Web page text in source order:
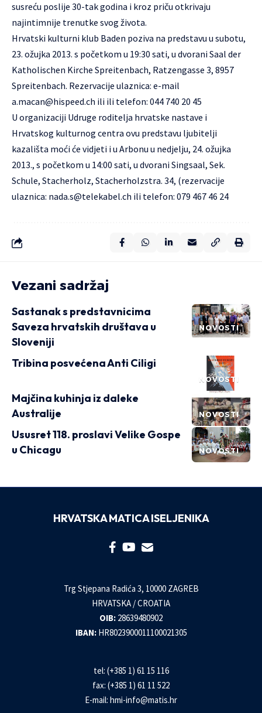
susreću poslije 30-tak godina i kroz priču otkrivaju
najintimnije trenutke svog života.
Hrvatski kulturni klub Baden poziva na predstavu u subotu,
23. ožujka 2013. s početkom u 19:30 sati, u dvorani Saal der
Katholischen Kirche Spreitenbach, Ratzengasse 3, 8957
Spreitenbach. Rezervacije ulaznica: e-mail
a.macan@hispeed.ch ili ili telefon: 044 740 20 45
U organizaciji Udruge roditelja hrvatske nastave i
Hrvatskog kulturnog centra ovu predstavu ljubitelji
kazališta moći će vidjeti i u Arbonu u nedjelju, 24. ožujka
2013., s početkom u 14:00 sati, u dvorani Singsaal, Sek.
Schule, Stacherholz, Stacherholzstra. 34, (rezervacije
ulaznica: nada.s@telekabel.ch ili telefon: 079 467 46 24
Vezani sadržaj
NOVOSTI
Sastanak s predstavnicima
Saveza hrvatskih društava u
Sloveniji
NOVOSTI
Tribina posvećena Anti Ciligi
NOVOSTI
Majčina kuhinja iz daleke
Australije
NOVOSTI
Ususret 118. proslavi Velike Gospe
u Chicagu
HRVATSKA MATICA ISELJENIKA
Trg Stjepana Radića 3, 10000 ZAGREB
HRVATSKA / CROATIA
OIB: 28639480902
IBAN: HR8023900011100021305
tel: (+385 1) 61 15 116
fax: (+385 1) 61 11 522
E-mail: hmi-info@matis.hr